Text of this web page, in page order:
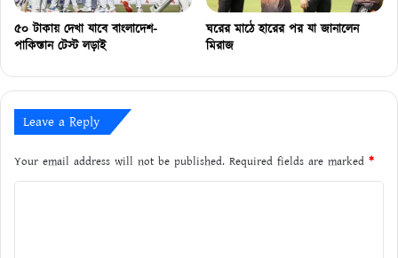
৫০ টাকায় দেখা যাবে বাংলাদেশ-
পাকিস্তান টেস্ট লড়াই
ঘরের মাঠে হারের পর যা জানালেন
মিরাজ
Leave a Reply
Your email address will not be published. Required fields are marked *